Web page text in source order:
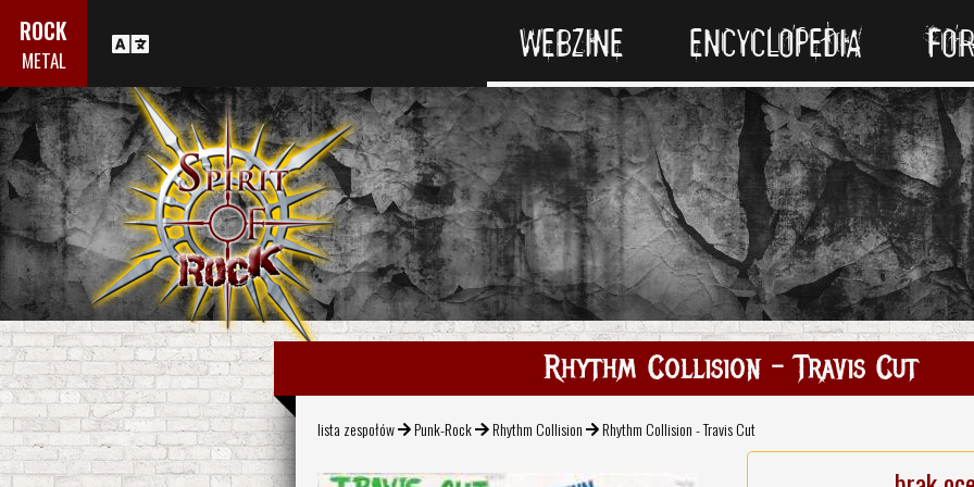
ROCK
METAL WEBZINE ENCYCLOPEDIA
Rhythm Collision - Travis Cut
lista zespołów Punk-Rock Rhythm Collision Rhythm Collision - Travis Cut